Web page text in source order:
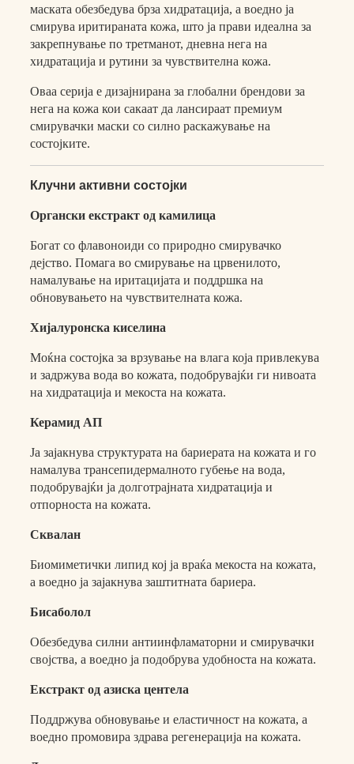
маската обезбедува брза хидратација, а воедно ја
смирува иритираната кожа, што ја прави идеална за
закрепнување по третманот, дневна нега на
хидратација и рутини за чувствителна кожа.
Оваа серија е дизајнирана за глобални брендови за
нега на кожа кои сакаат да лансираат премиум
смирувачки маски со силно раскажување на
состојките.
Клучни активни состојки
Органски екстракт од камилица
Богат со флавоноиди со природно смирувачко
дејство. Помага во смирување на црвенилото,
намалување на иритацијата и поддршка на
обновувањето на чувствителната кожа.
Хијалуронска киселина
Моќна состојка за врзување на влага која привлекува
и задржува вода во кожата, подобрувајќи ги нивоата
на хидратација и мекоста на кожата.
Керамид АП
Ја зајакнува структурата на бариерата на кожата и го
намалува трансепидермалното губење на вода,
подобрувајќи ја долготрајната хидратација и
отпорноста на кожата.
Сквалан
Биомиметички липид кој ја враќа мекоста на кожата,
а воедно ја зајакнува заштитната бариера.
Бисаболол
Обезбедува силни антиинфламаторни и смирувачки
својства, а воедно ја подобрува удобноста на кожата.
Екстракт од азиска центела
Поддржува обновување и еластичност на кожата, а
воедно промовира здрава регенерација на кожата.